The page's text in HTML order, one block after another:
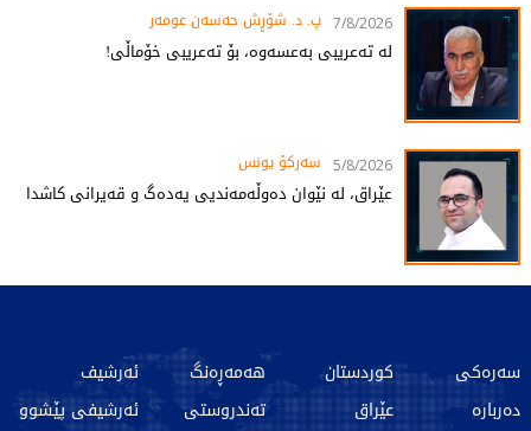
7/8/2026 پ. د. شۆڕش حەسەن عومەر
لە تەعریبی بەعسەوە، بۆ تەعریبی خۆماڵی!
5/8/2026 سەرکۆ یونس
عێراق، لە نێوان دەوڵەمەندیی یەدەگ و قەیرانی کاشدا
سەرەکی
دەربارە
کوردستان
عێراق
هەمەڕەنگ
تەندروستی
ئەرشیف
ئەرشیفی پێشوو